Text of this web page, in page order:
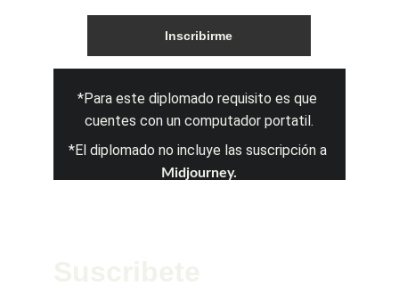
Inscribirme
*Para este diplomado requisito es que
cuentes con un computador portatil.
*El diplomado no incluye las suscripción a
Midjourney.